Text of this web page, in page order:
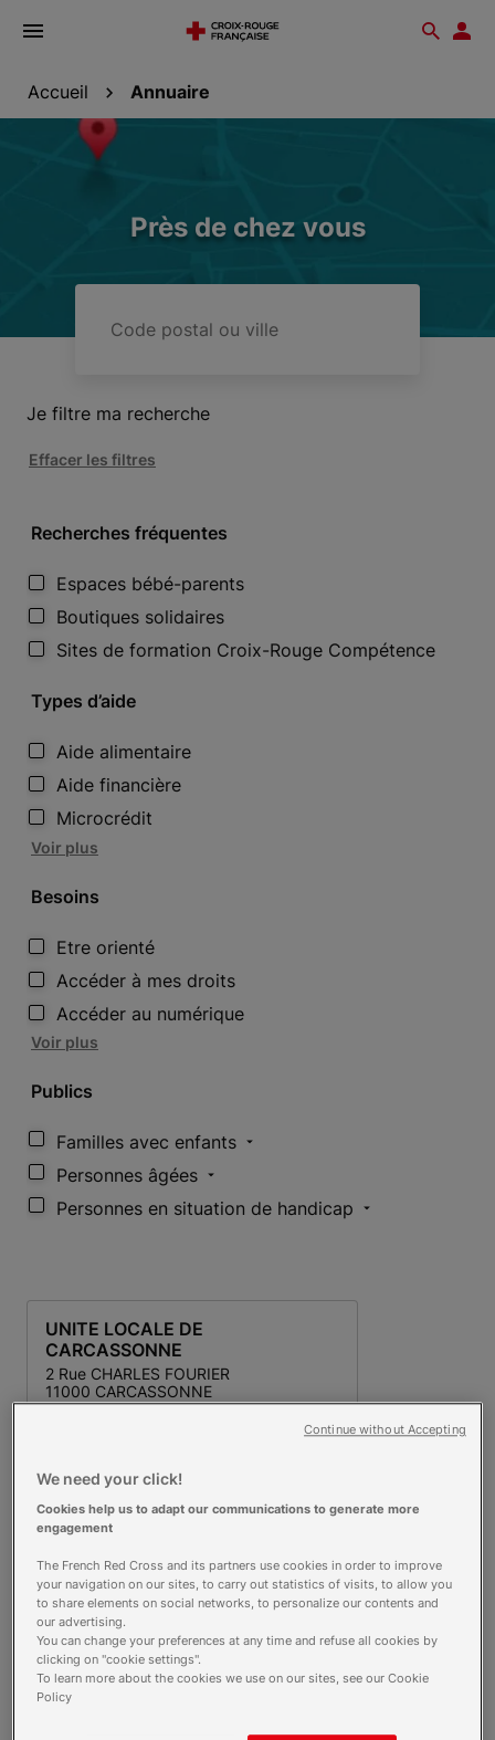
Ouvrir
Accueil Annuaire
Près de chez vous
postal
Je filtre ma recherche
Effacer les filtres
Recherches fréquentes
Espaces bébé-parents
Boutiques solidaires
Sites de formation Croix-Rouge Compétence
Types d’aide
Aide alimentaire
Aide financière
Microcrédit
Voir plus
Besoins
Etre orienté
Accéder à mes droits
Accéder au numérique
Voir plus
Publics
Familles avec enfants
Personnes âgées
Personnes en situation de handicap
UNITE LOCALE DE
CARCASSONNE
2 Rue CHARLES FOURIER
11000 CARCASSONNE
Action éducative
Action prisons justice
Aide Alimentaire
Appels de convivialité
Formation
Postes de secours
Plus d'infos
We need your click!
Cookies help us to adapt our communications to generate more
engagement
The French Red Cross and its partners use cookies in order to improve
your navigation on our sites, to carry out statistics of visits, to allow you
to share elements on social networks, to personalize our contents and
our advertising.
You can change your preferences at any time and refuse all cookies by
clicking on "cookie settings".
To learn more about the cookies we use on our sites, see our Cookie
Policy
Continue without Accepting